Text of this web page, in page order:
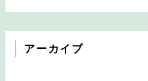
アーカイブ